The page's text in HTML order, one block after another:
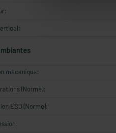
mécanique:
(Norme):
ESD (Norme):